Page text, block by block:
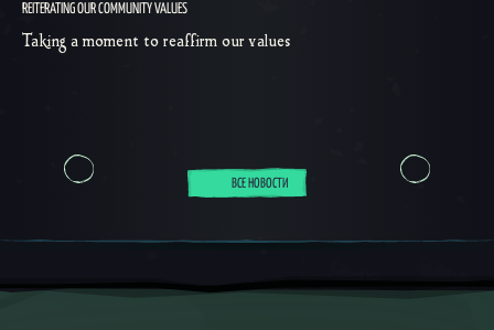
REITERATING OUR COMMUNITY VALUES
Taking a moment to reaffirm our values
ВСЕ НОВОСТИ